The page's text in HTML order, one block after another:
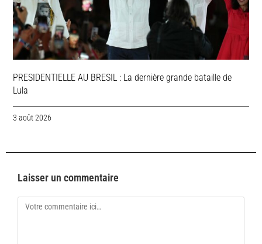
PRESIDENTIELLE AU BRESIL : La dernière grande bataille de
Lula
3 août 2026
Laisser un commentaire